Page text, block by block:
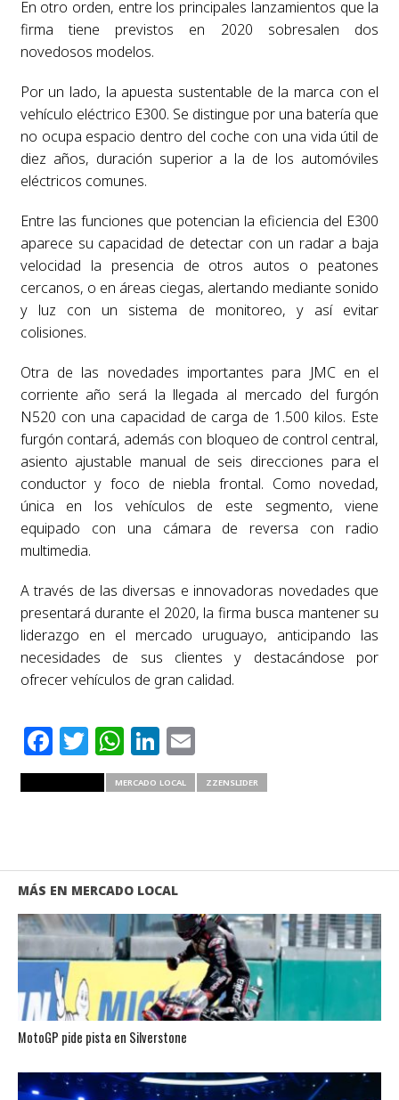
En otro orden, entre los principales lanzamientos que la
firma tiene previstos en 2020 sobresalen dos
novedosos modelos.
Por un lado, la apuesta sustentable de la marca con el
vehículo eléctrico E300. Se distingue por una batería que
no ocupa espacio dentro del coche con una vida útil de
diez años, duración superior a la de los automóviles
eléctricos comunes.
Entre las funciones que potencian la eficiencia del E300
aparece su capacidad de detectar con un radar a baja
velocidad la presencia de otros autos o peatones
cercanos, o en áreas ciegas, alertando mediante sonido
y luz con un sistema de monitoreo, y así evitar
colisiones.
Otra de las novedades importantes para JMC en el
corriente año será la llegada al mercado del furgón
N520 con una capacidad de carga de 1.500 kilos. Este
furgón contará, además con bloqueo de control central,
asiento ajustable manual de seis direcciones para el
conductor y foco de niebla frontal. Como novedad,
única en los vehículos de este segmento, viene
equipado con una cámara de reversa con radio
multimedia.
A través de las diversas e innovadoras novedades que
presentará durante el 2020, la firma busca mantener su
liderazgo en el mercado uruguayo, anticipando las
necesidades de sus clientes y destacándose por
ofrecer vehículos de gran calidad.
Facebook
Twitter
WhatsApp
LinkedIn
Email
MERCADO LOCAL ZZENSLIDER
MÁS EN MERCADO LOCAL
MotoGP pide pista en Silverstone